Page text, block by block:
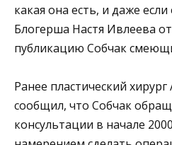
какая она есть, и даже
Блогерша Настя Ивлеева
публикацию Собчак
Ранее пластический
сообщил, что Собчак
консультации в начале